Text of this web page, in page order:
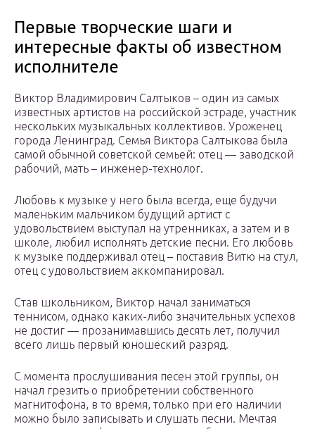
Первые творческие шаги и
интересные факты об известном
исполнителе
Виктор Владимирович Салтыков – один из самых
известных артистов на российской эстраде, участник
нескольких музыкальных коллективов. Уроженец
города Ленинград. Семья Виктора Салтыкова была
самой обычной советской семьей: отец — заводской
рабочий, мать – инженер-технолог.
Любовь к музыке у него была всегда, еще будучи
маленьким мальчиком будущий артист с
удовольствием выступал на утренниках, а затем и в
школе, любил исполнять детские песни. Его любовь
к музыке поддерживал отец – поставив Витю на стул,
отец с удовольствием аккомпанировал.
Став школьником, Виктор начал заниматься
теннисом, однако каких-либо значительных успехов
не достиг — прозанимавшись десять лет, получил
всего лишь первый юношеский разряд.
С момента прослушивания песен этой группы, он
начал грезить о приобретении собственного
магнитофона, в то время, только при его наличии
можно было записывать и слушать песни. Мечтая